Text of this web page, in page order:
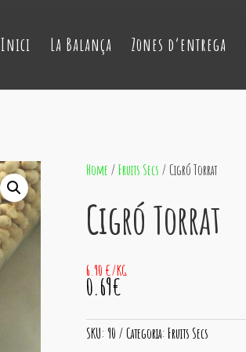
Inici La Balança Zones d’entrega
Home /Fruits Secs / Cigró Torrat
Cigró Torrat
6.90 €/KG
0.69€
SKU: 90 Categoria:Fruits Secs